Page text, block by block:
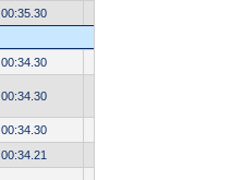
00:35.30
00:34.30
00:34.30
00:34.30
00:34.21